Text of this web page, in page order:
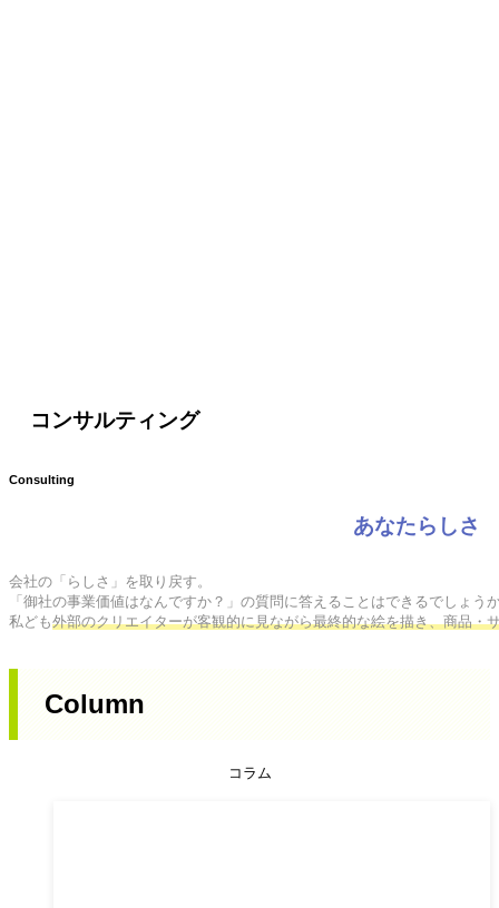
コンサルティング
Consulting
あなたらしさ
会社の「らしさ」を取り戻す。
「御社の事業価値はなんですか？」の質問に答えることはできるでしょう
私ども外部のクリエイターが客観的に見ながら最終的な絵を描き、商品・
Column
コラム